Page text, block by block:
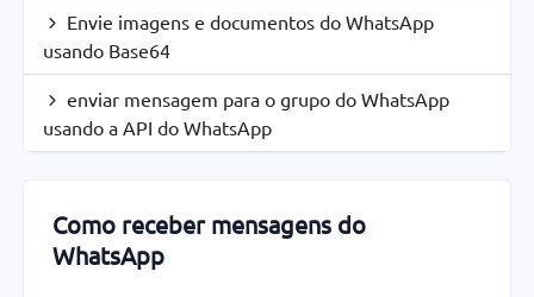
Envie imagens e documentos do WhatsApp
usando Base64
enviar mensagem para o grupo do WhatsApp
usando a API do WhatsApp
Como receber mensagens do
WhatsApp